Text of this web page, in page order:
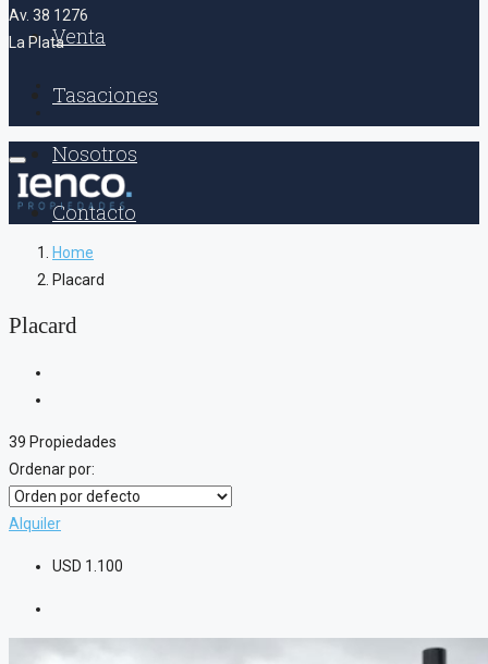
Venta
Tasaciones
Nosotros
Contacto
Av. 38 1276
La Plata
Home
Placard
Placard
39 Propiedades
Ordenar por:
Alquiler
USD 1.100